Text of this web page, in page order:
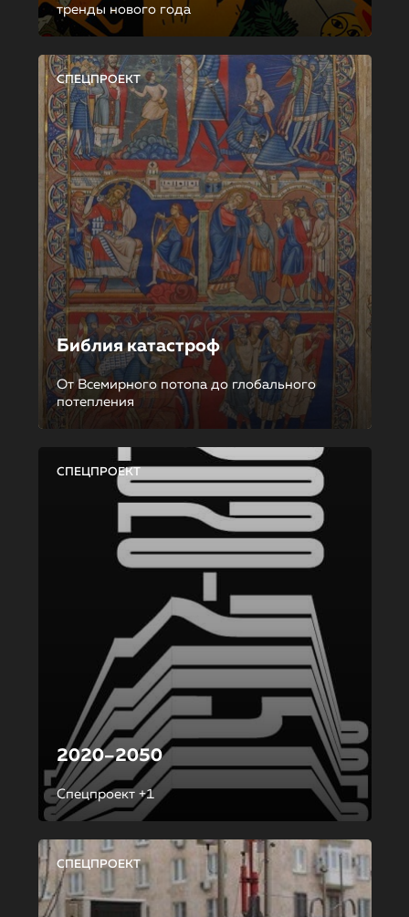
тренды нового года
СПЕЦПРОЕКТ
Библия катастроф
От Всемирного потопа до глобального
потепления
СПЕЦПРОЕКТ
2020–2050
Спецпроект +1
СПЕЦПРОЕКТ